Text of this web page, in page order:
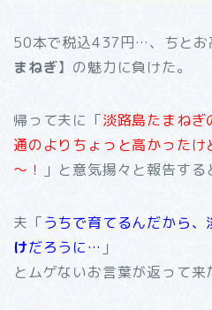
50本で税込437円…、ちとお
まねぎ】の魅力に負けた。
帰って夫に「淡路島たまねぎ
通のよりちょっと高かった
～！
」と意気揚々と報告する
夫「うちで育てるんだから、
けだろうに… 」
とムゲないお言葉が返って来